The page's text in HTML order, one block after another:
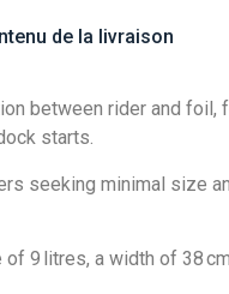
de la livraison
between rider and
starts.
seeking minimal
9 litres, a width of 38